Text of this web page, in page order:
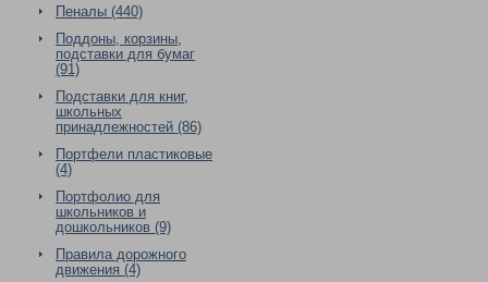
Пеналы (440)
Поддоны, корзины,
подставки для бумаг
(91)
Подставки для книг,
школьных
принадлежностей (86)
Портфели пластиковые
(4)
Портфолио для
школьников и
дошкольников (9)
Правила дорожного
движения (4)